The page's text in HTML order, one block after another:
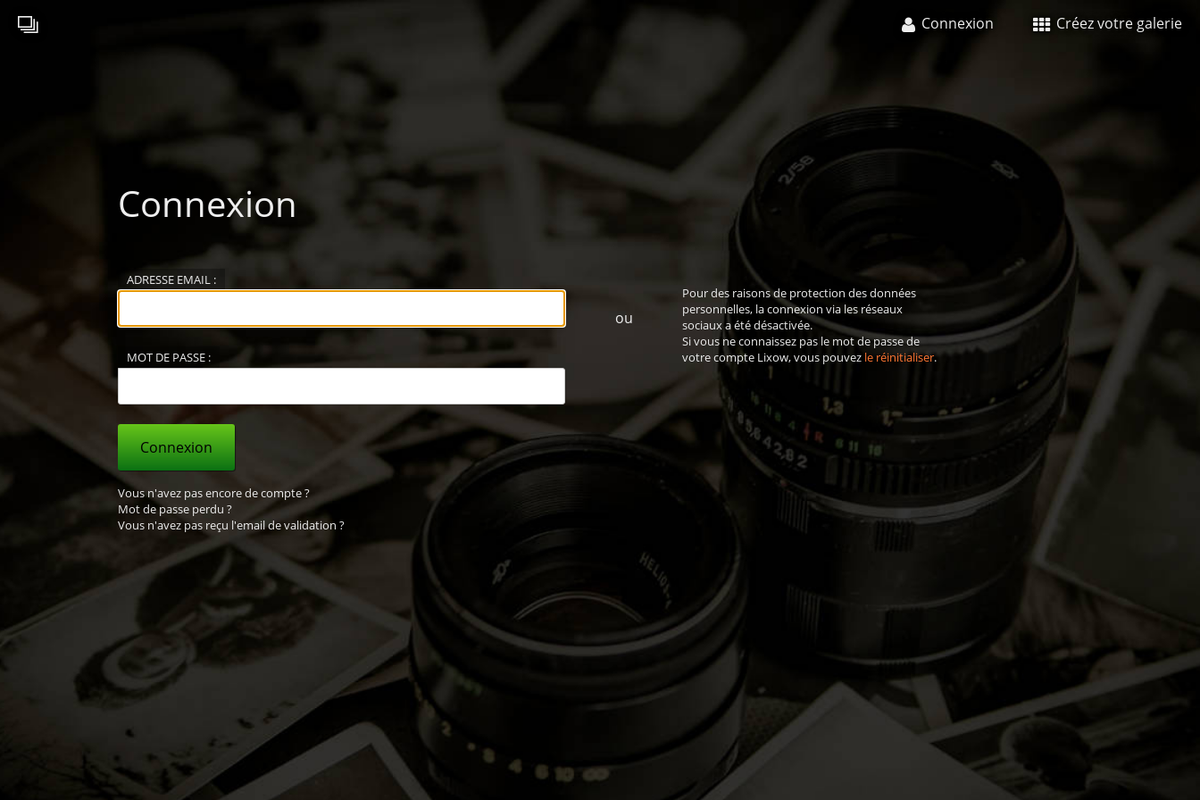
Connexion Créez votre galerie
Connexion
ADRESSE EMAIL :
MOT DE PASSE :
Connexion
Vous n'avez pas encore de compte ?
Mot de passe perdu ?
Vous n'avez pas reçu l'email de validation ?
ou
Pour des raisons de protection des données
personnelles, la connexion via les réseaux
sociaux a été désactivée.
Si vous ne connaissez pas le mot de passe de
votre compte Lixow, vous pouvez le réinitialiser.